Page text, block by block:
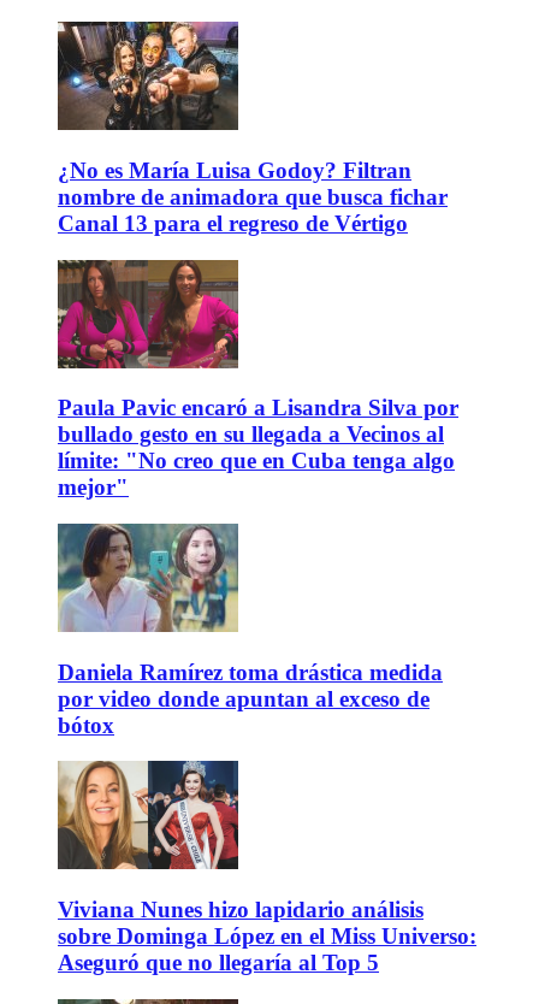
¿No es María Luisa Godoy? Filtran
nombre de animadora que busca fichar
Canal 13 para el regreso de Vértigo
Paula Pavic encaró a Lisandra Silva por
bullado gesto en su llegada a Vecinos al
límite: "No creo que en Cuba tenga algo
mejor"
Daniela Ramírez toma drástica medida
por video donde apuntan al exceso de
bótox
Viviana Nunes hizo lapidario análisis
sobre Dominga López en el Miss Universo:
Aseguró que no llegaría al Top 5